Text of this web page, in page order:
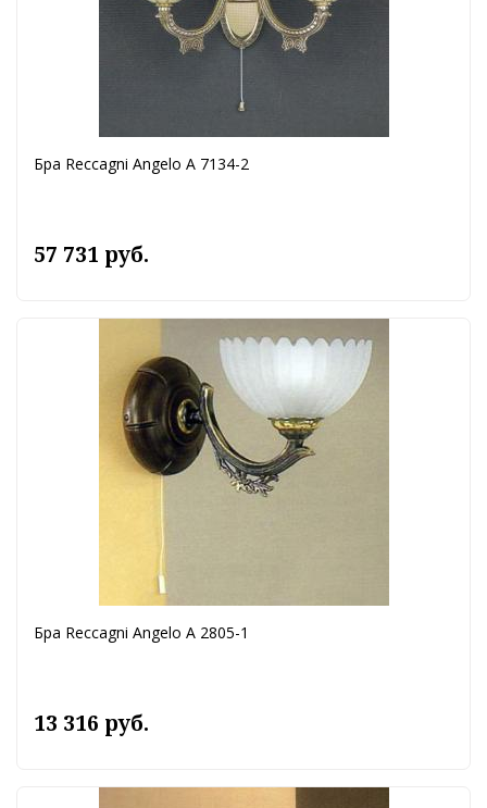
Бра Reccagni Angelo A 7134-2
57 731 руб.
Бра Reccagni Angelo A 2805-1
13 316 руб.